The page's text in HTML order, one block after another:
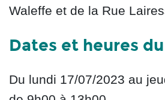
Waleffe et de la Rue
Dates et heures
Du lundi 17/07/2023 au